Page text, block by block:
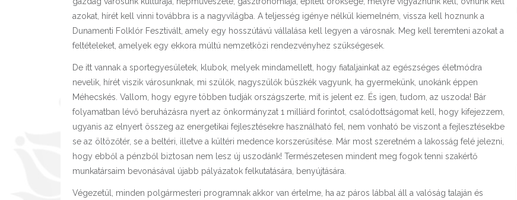
azokat, hírét kell vinni továbbra is a nagyvilágba. A teljesség igénye nélkül kiemelném, vissza kell hoznunk a
Dunamenti Folklór Fesztivált, amely egy hosszútávú vállalása kell legyen a városnak. Meg kell teremteni azokat a
feltételeket, amelyek egy ekkora múltú nemzetközi rendezvényhez szükségesek.
De itt vannak a sportegyesületek, klubok, melyek mindamellett, hogy fiataljainkat az egészséges életmódra
nevelik, hírét viszik városunknak, mi szülők, nagyszülők büszkék vagyunk, ha gyermekünk, unokánk éppen
Méhecskés. Vallom, hogy egyre többen tudják országszerte, mit is jelent ez. És igen, tudom, az uszoda! Bár
folyamatban lévő beruházásra nyert az önkormányzat 1 milliárd forintot, csalódottságomat kell, hogy kifejezzem,
ugyanis az elnyert összeg az energetikai fejlesztésekre használható fel, nem vonható be viszont a fejlesztésekbe
se az öltözőtér, se a beltéri, illetve a kültéri medence korszerűsítése. Már most szeretném a lakosság felé jelezni,
hogy ebből a pénzből biztosan nem lesz új uszodánk! Természetesen mindent meg fogok tenni szakértő
munkatársaim bevonásával újabb pályázatok felkutatására, benyújtására.
Végezetül, minden polgármesteri programnak akkor van értelme, ha az páros lábbal áll a valóság talaján és